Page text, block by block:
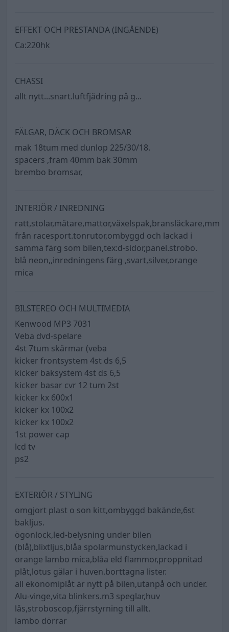
EFFEKT OCH PRESTANDA (INGÅENDE)
Ca:220hk
CHASSI
allt nytt...snart.luftfjädring på g...
FÄLGAR, DÄCK OCH BROMSAR
mak 18tum med dunlop 225/30/18.
spacers ,fram 40mm bak 30mm
brembo bromsar,
INTERIÖR / INREDNING
ratt,stolar,mätare,mattor,växelspak,bransläckare,mm
från racesport.tonrutor,ombyggd och lackad i
samma färg som bilen,tex:d-sidor,panel.strobo.
blå neon,,inredningens färg ,svart,silver,orange
mica
BILSTEREO OCH MULTIMEDIA
Kenwood MP3 7031
Veba dvd-spelare
4st 7tum skärmar (veba
kicker frontsystem 4st ds 6,5
kicker baksystem 4st ds 6,5
kicker basar cvr 12 tum 2st
kicker kx 600x1
kicker kx 100x2
kicker kx 100x2
1st power cap
lcd tv
ps2
EXTERIÖR / STYLING
omgjort plast o son kitt,ombyggd bakände,6st
bakljus.
ögonlock,led-belysning under bilen
(blå),blixtljus,blåa spolarmunstycken,lackad i
orange lambo mica,blåa eld flammor,proppnitad
plåt,lotus gälar i huven.borttagna lister.
all ekonomiplåt är nytt på bilen,utanpå och under.
Alu-vinge,vita blinkers.m3 speglar,huv
lås,stroboscop,fjärrstyrning till allt.
lambo dörrar